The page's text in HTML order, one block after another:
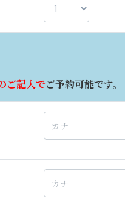
ご記入でご予約可能です。